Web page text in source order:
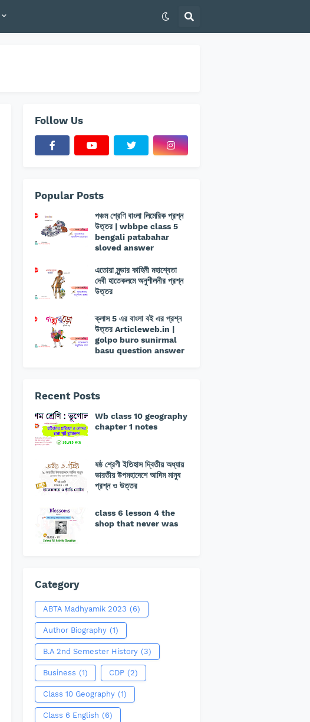
Follow Us
Popular Posts
পঞ্চম শ্রেণি বাংলা লিমেরিক প্রশ্ন
উত্তর | wbbpe class 5
bengali patabahar
sloved answer
এতোয়া মুন্ডার কাহিনী মহাশ্বেতা
দেবী হাতেকলমে অনুশীলনীর প্রশ্ন
উত্তর
ক্লাস 5 এর বাংলা বই এর প্রশ্ন
উত্তর Articleweb.in |
golpo buro sunirmal
basu question answer
Recent Posts
Wb class 10 geography
chapter 1 notes
ষষ্ঠ শ্রেণী ইতিহাস দ্বিতীয় অধ্যায়
ভারতীয় উপমহাদেশে আদিম মানুষ
প্রশ্ন ও উত্তর
class 6 lesson 4 the
shop that never was
Category
ABTA Madhyamik 2023 (6)
Author Biography (1)
B.A 2nd Semester History (3)
Business (1) CDP (2)
Class 10 Geography (1)
Class 6 English (6)